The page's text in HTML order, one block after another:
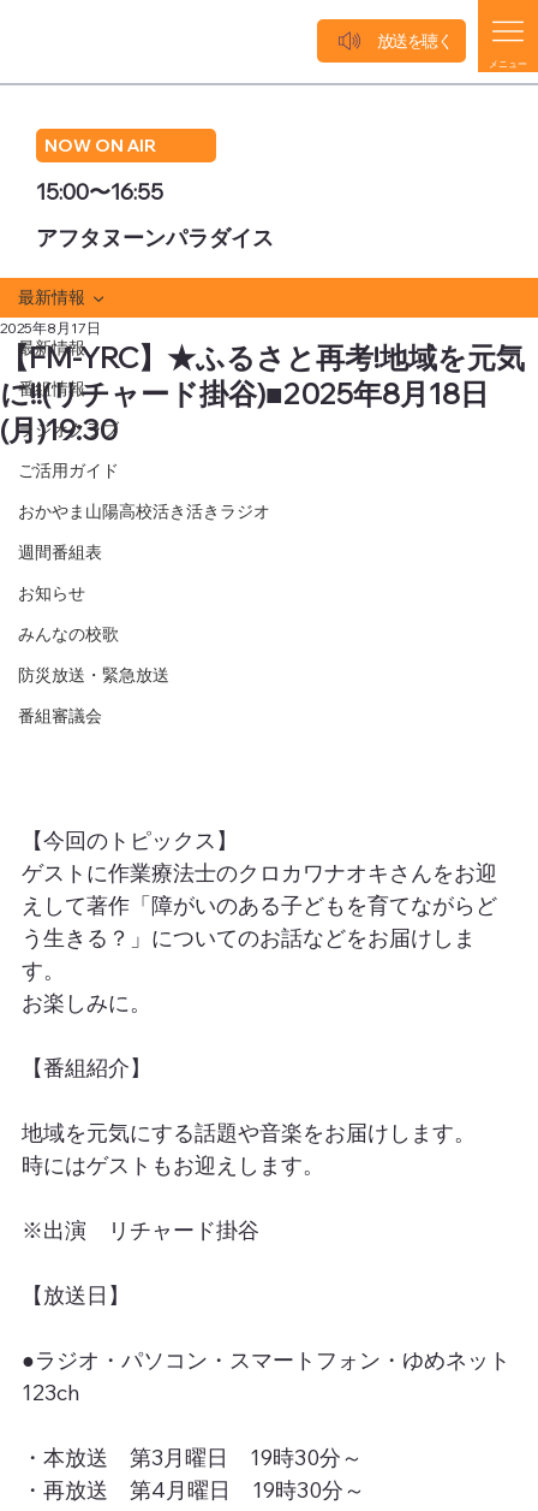
NOW ON AIR
15:00〜16:55
アフタヌーンパラダイス
メニュー
放送を聴く
最新情報
番組情報
ラジオクラブ
ご活用ガイド
おかやま山陽高校活き活きラジオ
週間番組表
お知らせ
みんなの校歌
防災放送・緊急放送
番組審議会
最新情報
【FM-YRC】★ふるさと再考!地域を元気
に!!(リチャード掛谷)■2025年8月18日
(月)19:30
2025年8月17日
【今回のトピックス】
ゲストに作業療法士のクロカワナオキさんをお迎
えして著作「障がいのある子どもを育てながらど
う生きる？」についてのお話などをお届けしま
す。
お楽しみに。
【番組紹介】
地域を元気にする話題や音楽をお届けします。
時にはゲストもお迎えします。
※出演　リチャード掛谷
【放送日】
●ラジオ・パソコン・スマートフォン・ゆめネット
123ch
・本放送　第3月曜日　19時30分～
・再放送　第4月曜日　19時30分～